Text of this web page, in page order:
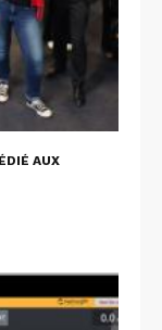
AUX